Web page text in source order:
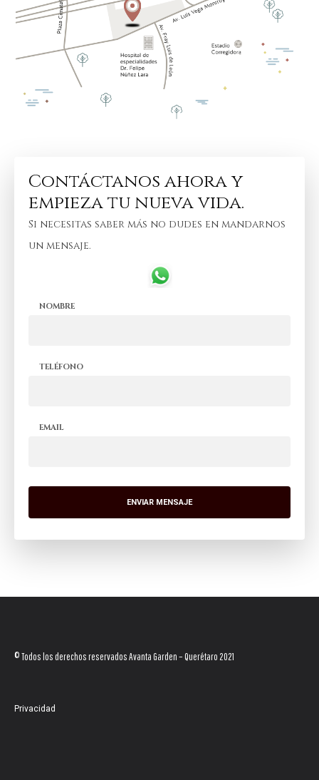
Contáctanos ahora y
empieza tu nueva vida.
Si necesitas saber más no dudes en mandarnos
un mensaje.
NOMBRE
TELÉFONO
EMAIL
© Todos los derechos reservados Avanta Garden – Querétaro 2021
Privacidad